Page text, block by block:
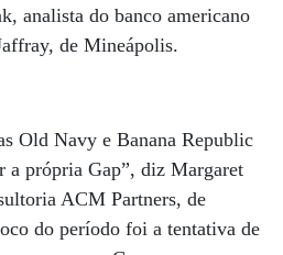
analista do banco americano
de Mineápolis.
Old Navy e Banana Republic
a própria Gap”, diz Margaret
ACM Partners, de
do período foi a tentativa de